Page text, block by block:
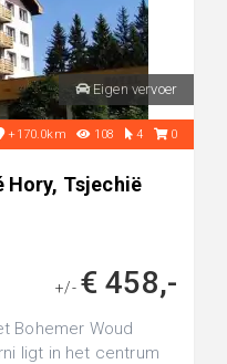
Eigen vervoer
+170.0km 108 4 0
Hory, Tsjechië
+/- € 458,-
Bohemer Woud
ligt in het centrum